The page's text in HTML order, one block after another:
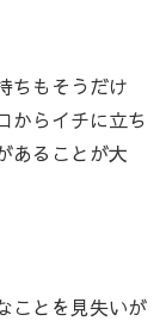
ちもそうだけ
からイチに立ち
あることが大
ことを見失いが